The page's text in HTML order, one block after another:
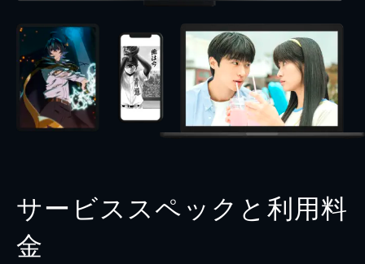
サービススペックと利用料
金